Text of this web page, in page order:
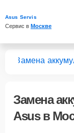
Asus Servis
Сервис в Москве
Замена
Замена
Asus в